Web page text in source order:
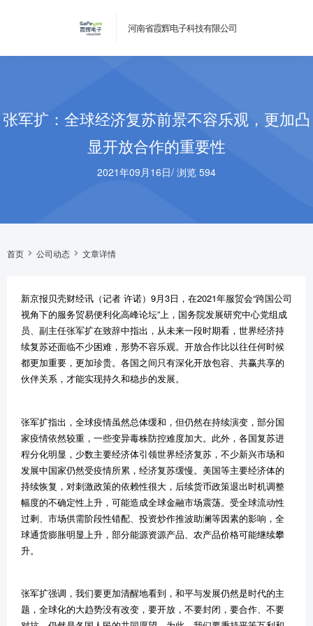
河南省霞辉电子科技有限公司
张军扩：全球经济复苏前景不容乐观，更加凸
显开放合作的重要性
2021年09月16日/ 浏览 594
首页 公司动态 文章详情
新京报贝壳财经讯（记者 许诺）9月3日，在2021年服贸会“跨国公司
视角下的服务贸易便利化高峰论坛”上，国务院发展研究中心党组成
员、副主任张军扩在致辞中指出，从未来一段时期看，世界经济持
续复苏还面临不少困难，形势不容乐观。开放合作比以往任何时候
都更加重要，更加珍贵。各国之间只有深化开放包容、共赢共享的
伙伴关系，才能实现持久和稳步的发展。
张军扩指出，全球疫情虽然总体缓和，但仍然在持续演变，部分国
家疫情依然较重，一些变异毒株防控难度加大。此外，各国复苏进
程分化明显，少数主要经济体引领世界经济复苏，不少新兴市场和
发展中国家仍然受疫情所累，经济复苏缓慢。美国等主要经济体的
持续恢复，对刺激政策的依赖性很大，后续货币政策退出时机调整
幅度的不确定性上升，可能造成全球金融市场震荡。受全球流动性
过剩、市场供需阶段性错配、投资炒作推波助澜等因素的影响，全
球通货膨胀明显上升，部分能源资源产品
农产品价格可能继续攀
升。
张军扩强调，我们要更加清醒地看到，和平与发展仍然是时代的主
题，全球化的大趋势没有改变，要开放，不要封闭，要合作、不要